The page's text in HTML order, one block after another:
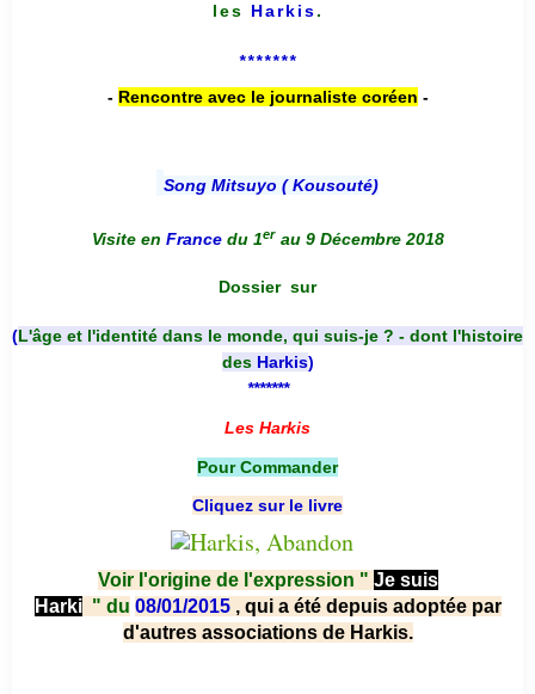
les Harkis.
*******
- Rencontre avec le journaliste coréen -
Song Mitsuyo ( Kousouté)
Visite en France du 1er au 9 Décembre 2018
Dossier sur
(L'âge et l'identité dans le monde, qui suis-je ? - dont l'histoire
des Harkis)
*******
Les Harkis
Pour Commander
Cliquez sur le livre
Voir l'origine de l'expression " Je suis
Harki " du 08/01/2015 , qui a été depuis adoptée par
d'autres associations de Harkis.